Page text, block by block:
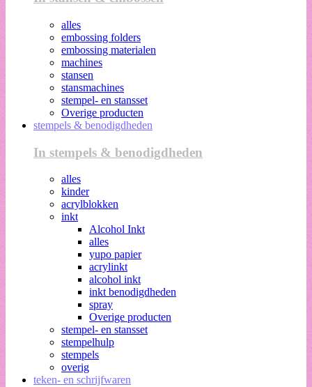
alles
embossing folders
embossing materialen
machines
stansen
stansmachines
stempel- en stansset
Overige producten
stempels & benodigdheden
In stempels & benodigdheden
alles
kinder
acrylblokken
inkt
Alcohol Inkt
alles
yupo papier
acrylinkt
alcohol inkt
inkt benodigdheden
spray
Overige producten
stempel- en stansset
stempelhulp
stempels
overig
teken- en schrijfwaren